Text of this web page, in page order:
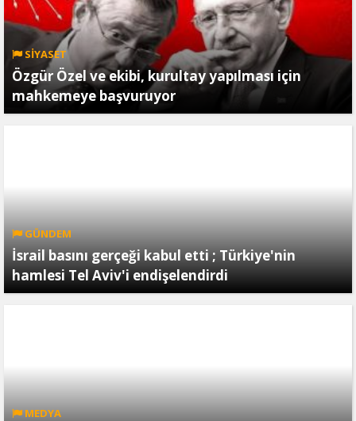
SİYASET
Özgür Özel ve ekibi, kurultay yapılması için
mahkemeye başvuruyor
GÜNDEM
İsrail basını gerçeği kabul etti ; Türkiye'nin
hamlesi Tel Aviv'i endişelendirdi
MEDYA